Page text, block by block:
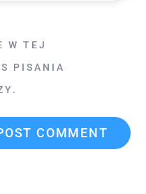
W TEJ
PISANIA